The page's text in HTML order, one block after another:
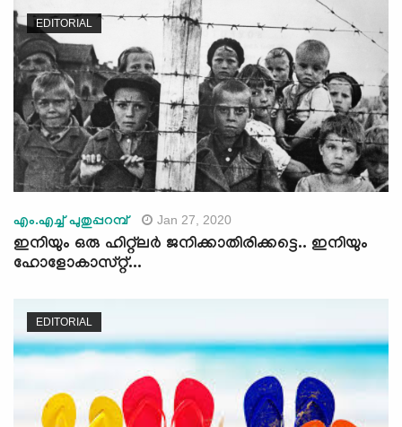
EDITORIAL
എം.എച്ച് പുതുപ്പറമ്പ് Jan 27, 2020
ഇനിയും ഒരു ഹിറ്റ്ലര്‍ ജനിക്കാതിരിക്കട്ടെ.. ഇനിയും
ഹോളോകാസ്റ്റ്...
EDITORIAL